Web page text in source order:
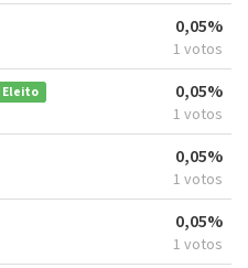
0,05%
1 votos
Eleito 0,05%
1 votos
0,05%
1 votos
0,05%
1 votos